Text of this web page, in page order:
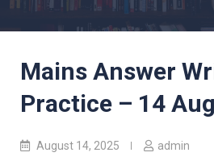
Mains Answer
Practice – 14
August 14, 2025 admin